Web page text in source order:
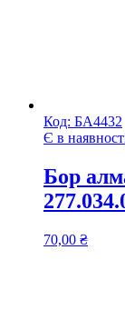
Код: БА4432
Є в
Бор
70,00 ₴